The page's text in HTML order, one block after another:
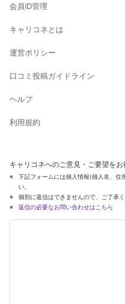
会員ID管理
キャリコネとは
運営ポリシー
口コミ投稿ガイドライン
ヘルプ
利用規約
キャリコネへのご意見・ご要望をお
下記フォームには個人情報(個人名、住
い。
個別に返信はできませんので、ご了承く
返信の必要なお問い合わせはこちら